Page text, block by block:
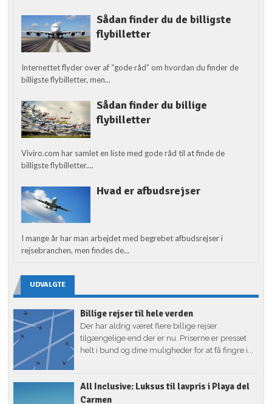
Sådan finder du de billigste
flybilletter
Internettet flyder over af “gode råd” om hvordan du finder de
billigste flybilletter, men...
Sådan finder du billige
flybilletter
Viviro.com har samlet en liste med gode råd til at finde de
billigste flybilletter....
Hvad er afbudsrejser
I mange år har man arbejdet med begrebet afbudsrejser i
rejsebranchen, men findes de...
UDVALGTE
Billige rejser til hele verden
Der har aldrig været flere billige rejser
tilgængelige end der er nu. Priserne er presset
helt i bund og dine muligheder for at få fingre i...
All Inclusive: Luksus til lavpris i Playa del
Carmen